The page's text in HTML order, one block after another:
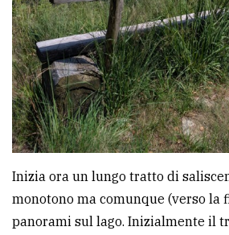
Inizia ora un lungo tratto di
monotono ma comunque (verso la
panorami sul lago. Inizialmente il